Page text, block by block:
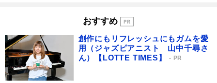
おすすめ
創作にもリフレッシュにもガムを愛
用（ジャズピアニスト 山中千尋さ
ん）【LOTTE TIMES】
PR